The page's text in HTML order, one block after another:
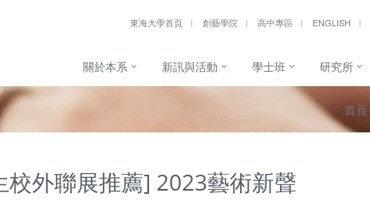
東海大學首頁 創藝學院 高中專區 ENGLISH
關於本系 新訊與活動 學士班 研究所
首頁
校外聯展推薦] 2023藝術新聲